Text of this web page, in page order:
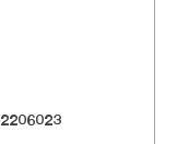
2206023